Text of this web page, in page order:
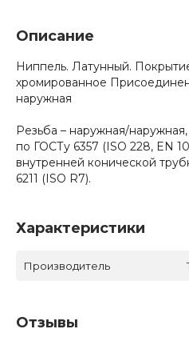
Описание
Ниппель. Латунный.
хромированное
наружная
Резьба – наружная/
по ГОСТу 6357 (ISO 228, EN
внутренней конической
6211 (ISO R7).
Характеристики
Производитель
Отзывы